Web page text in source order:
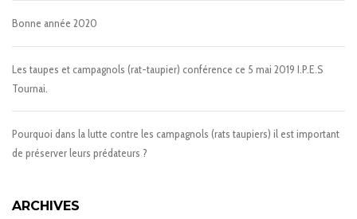
Bonne année 2020
Les taupes et campagnols (rat-taupier) conférence ce 5 mai 2019 I.P.E.S
Tournai.
Pourquoi dans la lutte contre les campagnols (rats taupiers) il est important
de préserver leurs prédateurs ?
ARCHIVES